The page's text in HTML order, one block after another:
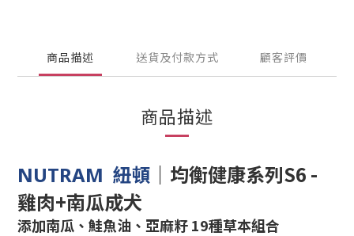
商品描述 送貨及付款方式 顧客評價
商品描述
NUTRAM 紐頓 ｜ 均衡健康系列S6 -
雞肉+南瓜成犬
添加南瓜、鮭魚油、亞麻籽 19種草本組合